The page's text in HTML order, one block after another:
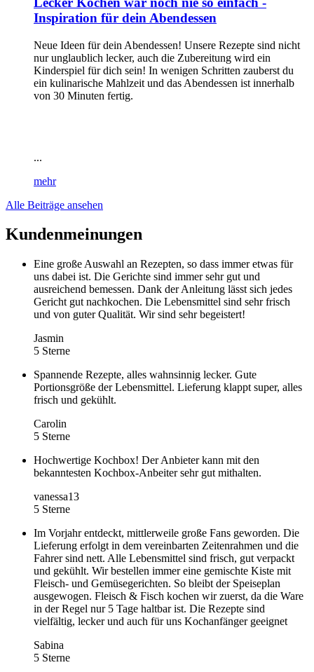
Inspiration für dein Abendessen
Neue Ideen für dein Abendessen! Unsere Rezepte sind nicht
nur unglaublich lecker, auch die Zubereitung wird ein
Kinderspiel für dich sein! In wenigen Schritten zauberst du
ein kulinarische Mahlzeit und das Abendessen ist innerhalb
von 30 Minuten fertig.
...
mehr
Alle Beiträge ansehen
Kundenmeinungen
Eine große Auswahl an Rezepten, so dass immer etwas für
uns dabei ist. Die Gerichte sind immer sehr gut und
ausreichend bemessen. Dank der Anleitung lässt sich jedes
Gericht gut nachkochen. Die Lebensmittel sind sehr frisch
und von guter Qualität. Wir sind sehr begeistert!
Jasmin
5 Sterne
Spannende Rezepte, alles wahnsinnig lecker. Gute
Portionsgröße der Lebensmittel. Lieferung klappt super, alles
frisch und gekühlt.
Carolin
5 Sterne
Hochwertige Kochbox! Der Anbieter kann mit den
bekanntesten Kochbox-Anbeiter sehr gut mithalten.
vanessa13
5 Sterne
Im Vorjahr entdeckt, mittlerweile große Fans geworden. Die
Lieferung erfolgt in dem vereinbarten Zeitenrahmen und die
Fahrer sind nett. Alle Lebensmittel sind frisch, gut verpackt
und gekühlt. Wir bestellen immer eine gemischte Kiste mit
Fleisch- und Gemüsegerichten. So bleibt der Speiseplan
ausgewogen. Fleisch & Fisch kochen wir zuerst, da die Ware
in der Regel nur 5 Tage haltbar ist. Die Rezepte sind
vielfältig, lecker und auch für uns Kochanfänger geeignet
Sabina
5 Sterne